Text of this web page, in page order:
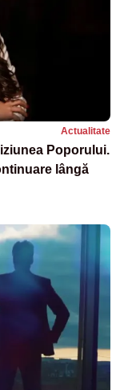
Actualitate
Poporului.
lângă